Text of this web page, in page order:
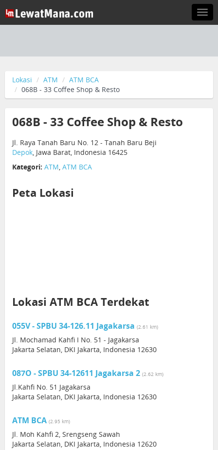
Lokasi ATM
ATM BCA
068B - 33 Coffee Shop & Resto
068B - 33 Coffee Shop & Resto
Jl. Raya Tanah Baru No. 12 - Tanah Baru Beji
Depok, Jawa Barat, Indonesia 16425
Kategori: ATM, ATM BCA
Peta Lokasi
Lokasi ATM BCA Terdekat
055V - SPBU 34-126.11 Jagakarsa (2.61 km)
Jl. Mochamad Kahfi I No. 51 - Jagakarsa
Jakarta Selatan, DKI Jakarta, Indonesia 12630
087O - SPBU 34-12611 Jagakarsa 2 (2.62 km)
Jl.Kahfi No. 51 Jagakarsa
Jakarta Selatan, DKI Jakarta, Indonesia 12630
ATM BCA (2.95 km)
Jl. Moh Kahfi 2, Srengseng Sawah
Jakarta Selatan, DKI Jakarta, Indonesia 12620